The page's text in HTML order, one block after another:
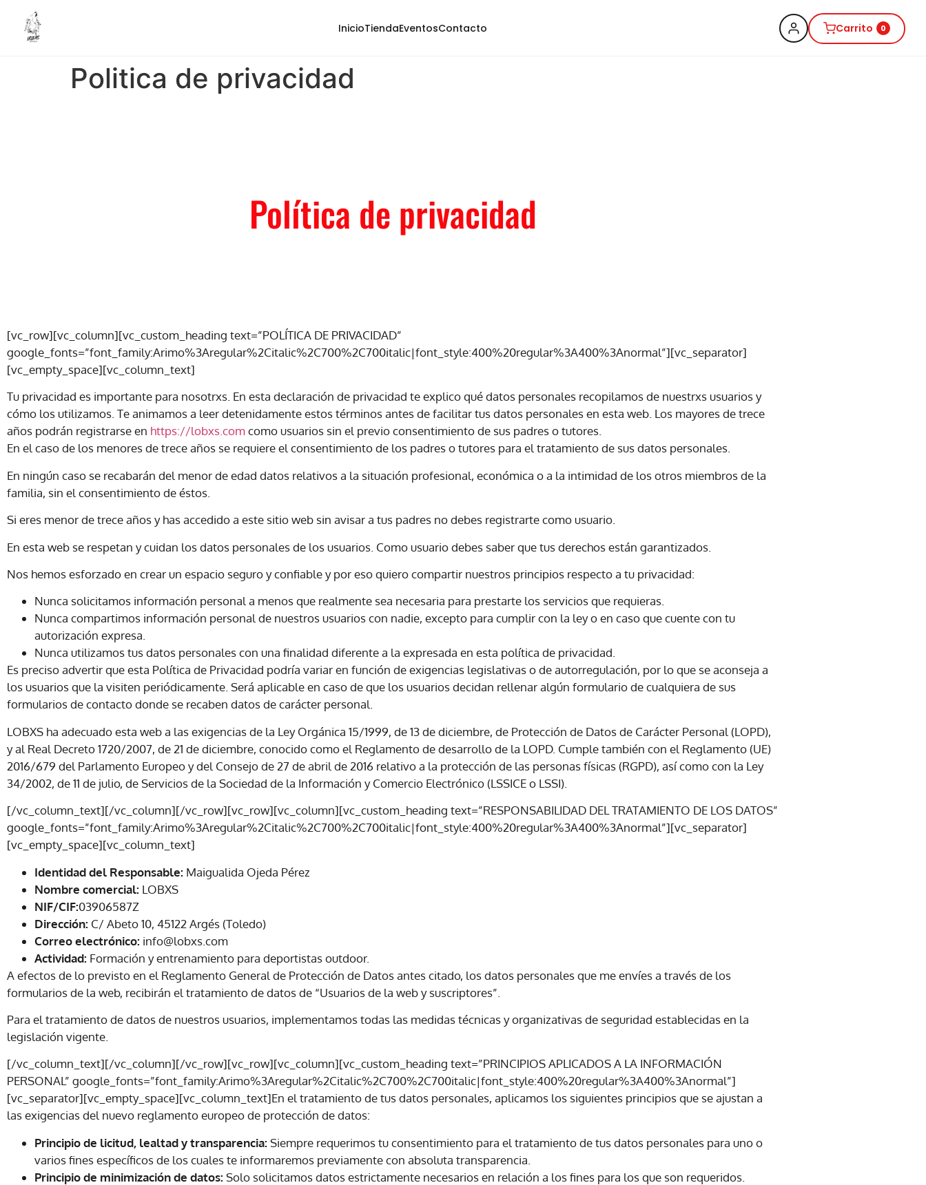
InicioTiendaEventosContacto Carrito 0
Politica de privacidad
Política de privacidad
[vc_row][vc_column][vc_custom_heading text=”POLÍTICA DE PRIVACIDAD”
google_fonts=”font_family:Arimo%3Aregular%2Citalic%2C700%2C700italic|font_style:400%20regular%3A400%3Anormal”][vc_separator]
[vc_empty_space][vc_column_text]
Tu privacidad es importante para nosotrxs. En esta declaración de privacidad te explico qué datos personales recopilamos de nuestrxs usuarios y
cómo los utilizamos. Te animamos a leer detenidamente estos términos antes de facilitar tus datos personales en esta web. Los mayores de trece
años podrán registrarse en https://lobxs.comcomo usuarios sin el previo consentimiento de sus padres o tutores.
En el caso de los menores de trece años se requiere el consentimiento de los padres o tutores para el tratamiento de sus datos personales.
En ningún caso se recabarán del menor de edad datos relativos a la situación profesional, económica o a la intimidad de los otros miembros de la
familia, sin el consentimiento de éstos.
Si eres menor de trece años y has accedido a este sitio web sin avisar a tus padres no debes registrarte como usuario.
En esta web se respetan y cuidan los datos personales de los usuarios. Como usuario debes saber que tus derechos están garantizados.
Nos hemos esforzado en crear un espacio seguro y confiable y por eso quiero compartir nuestros principios respecto a tu privacidad:
Nunca solicitamos información personal a menos que realmente sea necesaria para prestarte los servicios que requieras.
Nunca compartimos información personal de nuestros usuarios con nadie, excepto para cumplir con la ley o en caso que cuente con tu
autorización expresa.
Nunca utilizamos tus datos personales con una finalidad diferente a la expresada en esta política de privacidad.
Es preciso advertir que esta Política de Privacidad podría variar en función de exigencias legislativas o de autorregulación, por lo que se aconseja a
los usuarios que la visiten periódicamente. Será aplicable en caso de que los usuarios decidan rellenar algún formulario de cualquiera de sus
formularios de contacto donde se recaben datos de carácter personal.
LOBXS ha adecuado esta web a las exigencias de la Ley Orgánica 15/1999, de 13 de diciembre, de Protección de Datos de Carácter Personal (LOPD),
y al Real Decreto 1720/2007, de 21 de diciembre, conocido como el Reglamento de desarrollo de la LOPD. Cumple también con el Reglamento (UE)
2016/679 del Parlamento Europeo y del Consejo de 27 de abril de 2016 relativo a la protección de las personas físicas (RGPD), así como con la Ley
34/2002, de 11 de julio, de Servicios de la Sociedad de la Información y Comercio Electrónico (LSSICE o LSSI).
[/vc_column_text][/vc_column][/vc_row][vc_row][vc_column][vc_custom_heading text=”RESPONSABILIDAD DEL TRATAMIENTO DE LOS DATOS”
google_fonts=”font_family:Arimo%3Aregular%2Citalic%2C700%2C700italic|font_style:400%20regular%3A400%3Anormal”][vc_separator]
[vc_empty_space][vc_column_text]
Identidad del Responsable: Maigualida Ojeda Pérez
Nombre comercial: LOBXS
NIF/CIF:03906587Z
Dirección: C/ Abeto 10, 45122 Argés (Toledo)
Correo electrónico: info@lobxs.com
Actividad: Formación y entrenamiento para deportistas outdoor.
A efectos de lo previsto en el Reglamento General de Protección de Datos antes citado, los datos personales que me envíes a través de los
formularios de la web, recibirán el tratamiento de datos de “Usuarios de la web y suscriptores”.
Para el tratamiento de datos de nuestros usuarios, implementamos todas las medidas técnicas y organizativas de seguridad establecidas en la
legislación vigente.
[/vc_column_text][/vc_column][/vc_row][vc_row][vc_column][vc_custom_heading text=”PRINCIPIOS APLICADOS A LA INFORMACIÓN
PERSONAL” google_fonts=”font_family:Arimo%3Aregular%2Citalic%2C700%2C700italic|font_style:400%20regular%3A400%3Anormal”]
[vc_separator][vc_empty_space][vc_column_text]En el tratamiento de tus datos personales, aplicamos los siguientes principios que se ajustan a
las exigencias del nuevo reglamento europeo de protección de datos:
Principio de licitud, lealtad y transparencia: Siempre requerimos tu consentimiento para el tratamiento de tus datos personales para uno o
varios fines específicos de los cuales te informaremos previamente con absoluta transparencia.
Principio de minimización de datos: Solo solicitamos datos estrictamente necesarios en relación a los fines para los que son requeridos.